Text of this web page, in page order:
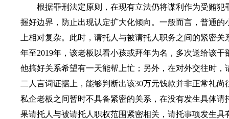
根据罪刑法定原则，在现有立法仍将谋利作为受贿犯
握好边界，防止出现认定扩大化倾向。一般而言，普通
上相对复杂。此时，请托人与被请托人职务之间的紧密
年至2019年，该老板以看小孩或拜年为名，多次送给该
他搞好关系希望有一天能帮上忙；另外，在对外交往时
二人言词证据上，能够判断出该30万元钱款并非正常礼
私企老板之间暂时不具备紧密的关系，在没有发生具体
果请托人与被请托人职权范围紧密相关，请托事项发生